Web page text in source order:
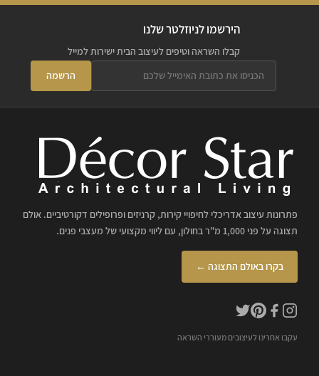
הירשמו לניוזלטר שלנו
קבלו השראה וטיפים לעיצוב הבית ישירות למייל
הרשמה
פתרונות עיצוב אדריכלי לחיפויי קירות, קרניזים ופרופילים דקורטיביים. אולם
תצוגה על פני 1,000 מ"ר בחולון, עם ליווי מקצועי של מעצבי פנים.
בקרו באולם התצוגה ←
עקבו אחרינו לעיצובים מעוררי השראה